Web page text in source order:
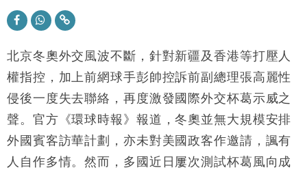
11:30
市場落地
東京半島
13:12
國際｜特朗普赴洛杉磯高球場活動前 男子攜槍彈被捕
12:30
手
11:40
財經｜黑石傳再籌逾360億美元 支援Anthropic租用
Google晶片
北京冬奧外交風波不斷，針對新疆及香港等打壓人
權指控，加上前網球手彭帥控訴前副總理張高麗性
侵後一度失去聯絡，再度激發國際外交杯葛示威之
聲。官方《環球時報》報道，冬奧並無大規模安排
外國賓客訪華計劃，亦未對美國政客作邀請，諷有
人自作多情。然而，多國近日屢次測試杯葛風向成